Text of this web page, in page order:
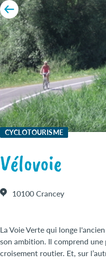
CYCLOTOURISME
Vélovoie
10100 Crancey
La Voie Verte qui longe
son ambition. Il comprend une
croisement routier. Et, sur